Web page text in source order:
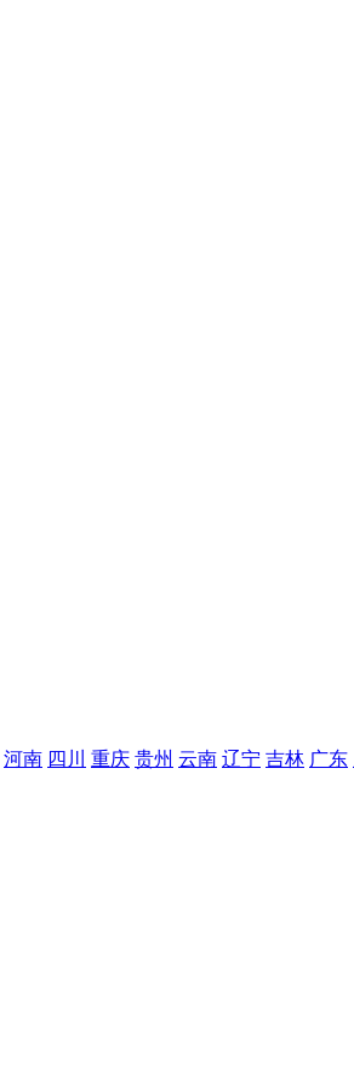
河南 四川 重庆 贵州 云南 辽宁 吉林 广东